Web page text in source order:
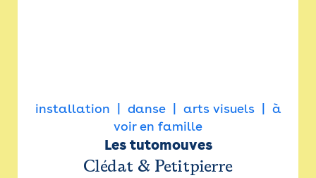
installation danse arts visuels
à
voir en famille
Les tutomouves
Clédat & Petitpierre